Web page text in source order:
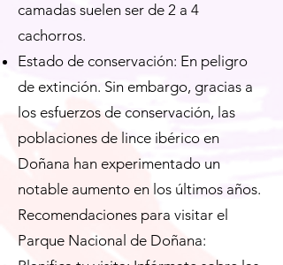
camadas suelen ser de 2 a 4
cachorros.
Estado de conservación: En peligro
de extinción. Sin embargo, gracias a
los esfuerzos de conservación, las
poblaciones de lince ibérico en
Doñana han experimentado un
notable aumento en los últimos años.
Recomendaciones para visitar el
Parque Nacional de Doñana: